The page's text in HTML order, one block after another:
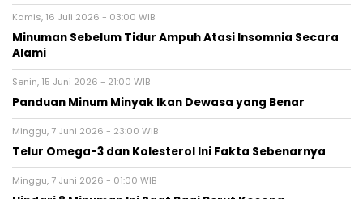
Kamis, 16 Juli 2026 - 03:00 WIB
Minuman Sebelum Tidur Ampuh Atasi Insomnia Secara
Alami
Senin, 15 Juni 2026 - 21:00 WIB
Panduan Minum Minyak Ikan Dewasa yang Benar
Minggu, 7 Juni 2026 - 23:00 WIB
Telur Omega-3 dan Kolesterol Ini Fakta Sebenarnya
Minggu, 7 Juni 2026 - 01:00 WIB